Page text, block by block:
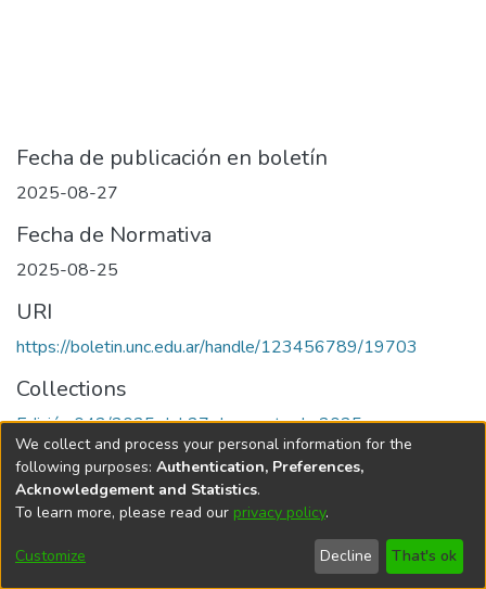
Fecha de publicación en boletín
2025-08-27
Fecha de Normativa
2025-08-25
URI
https://boletin.unc.edu.ar/handle/123456789/19703
Collections
Edición 042/2025 del 27 de agosto de 2025
Universidad Nacional de Córdoba
We collect and process your personal information for the
following purposes: Authentication, Preferences,
Acknowledgement and Statistics.
To learn more, please read our privacy policy.
Customize Decline That's ok